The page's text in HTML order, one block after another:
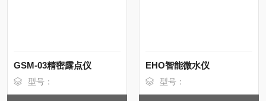
GSM-03精密露点仪
型号：
EHO智能微水仪
型号：